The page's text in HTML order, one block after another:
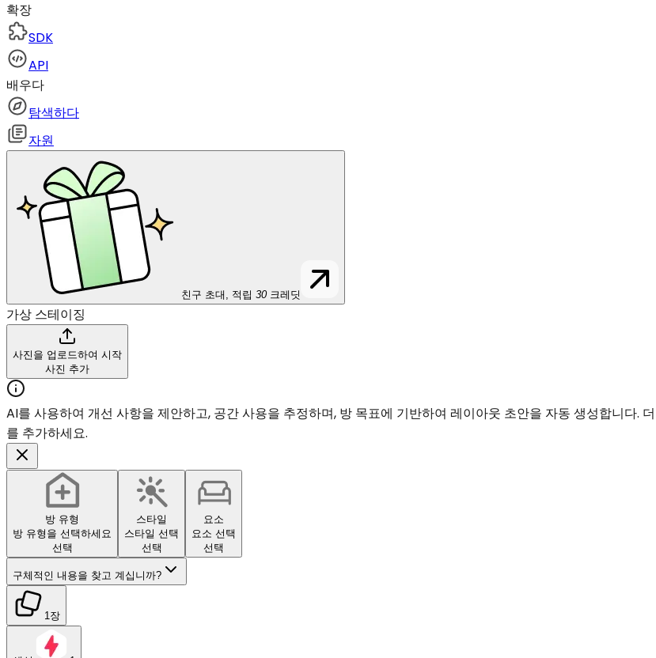
확장
SDK
API
배우다
탐색하다
자원
친구 초대, 적립 30 크레딧
가상 스테이징
사진을 업로드하여 시작
사진 추가
AI를 사용하여 개선 사항을 제안하고, 공간 사용을 추정하며, 방 목표에 기반하여 레이아웃 초안을 자동 생성합니다.
를 추가하세요.
방 유형
방 유형을 선택하세요
선택
스타일
스타일 선택
선택
요소
요소 선택
선택
구체적인 내용을 찾고 계십니까?
1장